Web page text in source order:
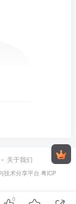
关于我们
技术分享平台 粤ICP
0